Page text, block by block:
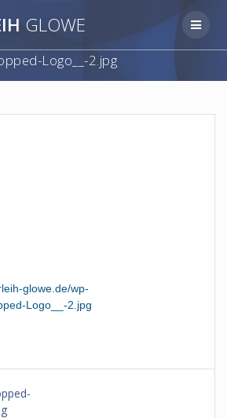
Inhalt
GLOWE
Logo__-2.jpg
glowe.de/wp-
Logo__-2.jpg